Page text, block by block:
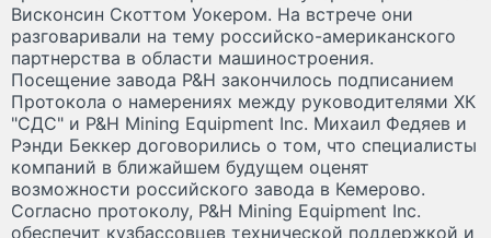
Висконсин Скоттом Уокером. На встрече они
разговаривали на тему российско-американского
партнерства в области машиностроения.
Посещение завода P&H закончилось подписанием
Протокола о намерениях между руководителями ХК
"СДС" и P&H Mining Equipment Inc. Михаил Федяев и
Рэнди Беккер договорились о том, что специалисты
компаний в ближайшем будущем оценят
возможности российского завода в Кемерово.
Согласно протоколу, P&H Mining Equipment Inc.
обеспечит кузбассовцев технической поддержкой и